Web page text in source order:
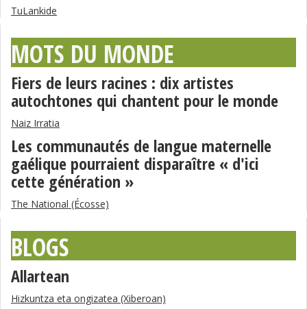
TuLankide
MOTS DU MONDE
Fiers de leurs racines : dix artistes
autochtones qui chantent pour le monde
Naiz Irratia
Les communautés de langue maternelle
gaélique pourraient disparaître « d'ici
cette génération »
The National (Écosse)
BLOGS
Allartean
Hizkuntza eta ongizatea (Xiberoan)